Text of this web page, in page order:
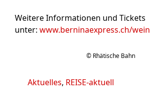
Weitere Informationen und Tickets
unter: www.berninaexpress.ch/wein
© Rhätische Bahn
Kategorien
Aktuelles, REISE-aktuell